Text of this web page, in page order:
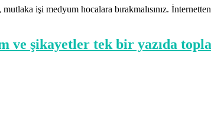
işi medyum hocalara bırakmalısınız.
ve şikayetler tek bir yazıda